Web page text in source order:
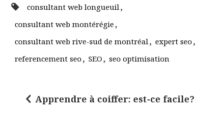
consultant web longueuil,
consultant web montérégie,
consultant web rive-sud de montréal, expert seo,
referencement seo, SEO , seo optimisation
Apprendre à coiffer: est-ce facile?